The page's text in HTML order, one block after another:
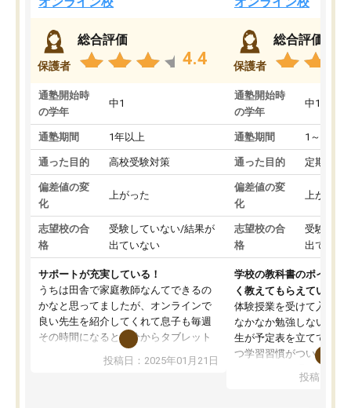
保護者
総合評価
4.4
通塾開始時
の学年
中1
通塾期間 1年以上
通った目的 高校受験対策
偏差値の変
化
上がった
志望校の合
格
受験していない/結果が
出ていない
サポートが充実している！
うちは田舎で家庭教師なんてできるの
かなと思ってましたが、オンラインで
良い先生を紹介してくれて息子も毎週
その時間になると自分からタブレット
を開いてzoomを繋げるようになりまし
た！5科目なんでもOKなのもとても気
投稿日：2025年01月21日
保護者
総合評価
通塾開始時
の学年
中1
通塾期間 1～3ヵ月
通った目的 定期テス
偏差値の変
化
上がった
志望校の合
格
受験して
出ていな
学校の教科書のポイント
く教えてもらえている
体験授業を受けて入塾し
なかなか勉強しない息子
生が予定表を立ててくれ
つ学習習慣がついてきま
指導が無い日も予定表
投稿日：